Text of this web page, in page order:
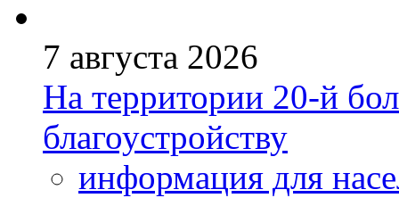
7 августа 2026
На территории 20-й
благоустройству
информация для